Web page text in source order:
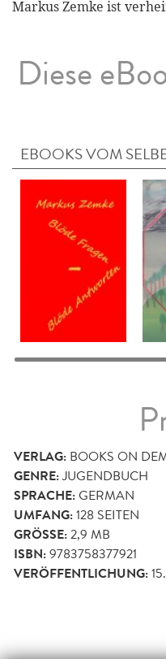
Markus Zemke ist
Diese
EBOOKS VOM
VERLAG: BOOKS ON
GENRE:JUGENDBUCH
SPRACHE:GERMAN
UMFANG:128 SEITEN
GRÖSSE: 2,9 MB
ISBN:9783758377921
VERÖFFENTLICHUNG: